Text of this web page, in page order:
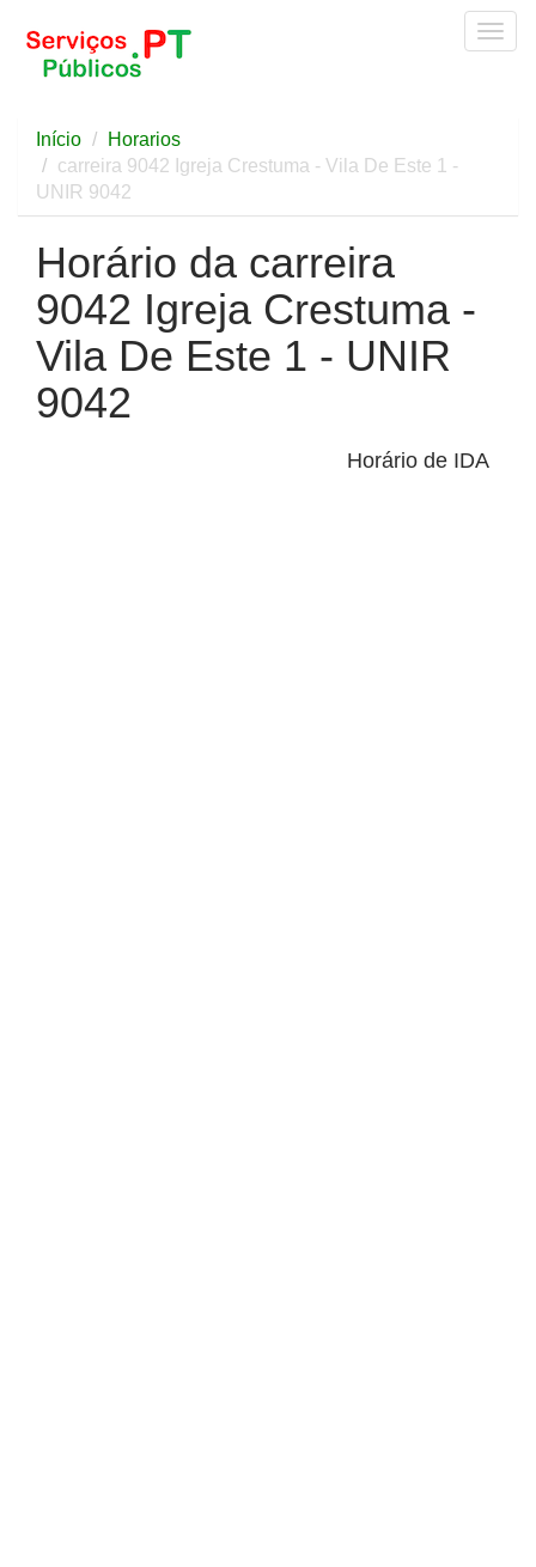
Início
Horarios
carreira 9042 Igreja Crestuma - Vila De Este 1 -
UNIR 9042
Horário da carreira
9042 Igreja Crestuma -
Vila De Este 1 - UNIR
9042
Horário de IDA